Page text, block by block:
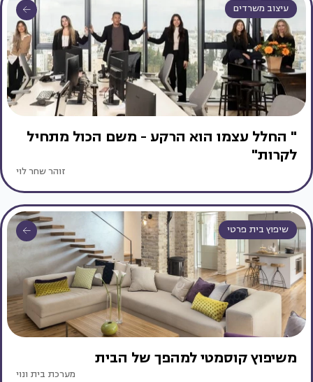
עיצוב משרדים
" החלל עצמו הוא הרקע - משם הכול מתחיל
לקרות"
זוהר שחר לוי
שיפוץ בית פרטי
משיפוץ קוסמטי למהפך של הבית
מערכת בית ונוי